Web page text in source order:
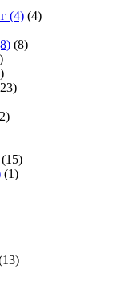
(4) (4)
(8)
(15)
(1)